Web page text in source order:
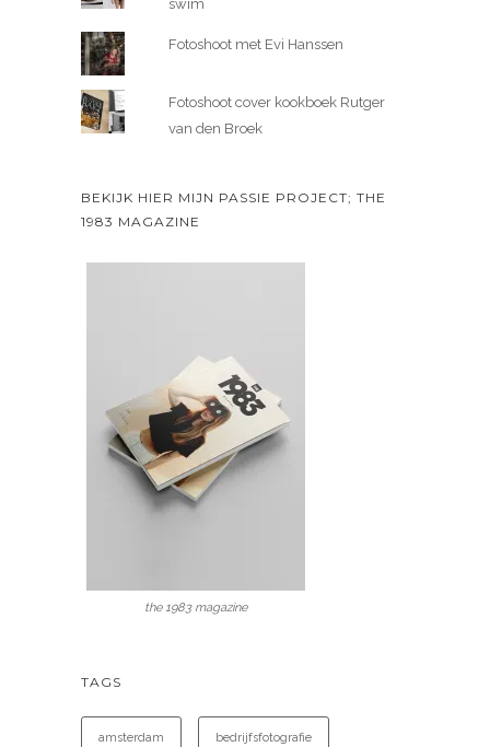
swim
Fotoshoot met Evi Hanssen
Fotoshoot cover kookboek Rutger
van den Broek
BEKIJK HIER MIJN PASSIE PROJECT; THE
1983 MAGAZINE
the 1983 magazine
TAGS
amsterdam bedrijfsfotografie